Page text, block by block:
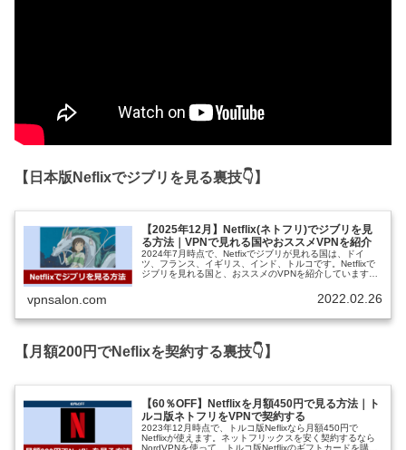
【日本版Neflixでジブリを見る裏技👇】
【2025年12月】Netflix(ネトフリ)でジブリを見
る方法｜VPNで見れる国やおススメVPNを紹介
2024年7月時点で、Netfixでジブリが見れる国は、ドイ
ツ、フランス、イギリス、インド、トルコです。Netflixで
ジブリを見れる国と、おススメのVPNを紹介しています。
vpnsalon.com 2022.02.26
【月額200円でNeflixを契約する裏技👇】
【60％OFF】Netflixを月額450円で見る方法｜ト
ルコ版ネトフリをVPNで契約する
2023年12月時点で、トルコ版Neflixなら月額450円で
Netflixが使えます。ネットフリックスを安く契約するなら
NordVPNを使って、トルコ版Netflixのギフトカードを購入